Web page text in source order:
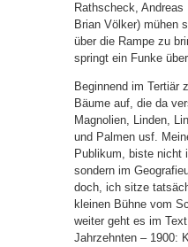
Rathscheck,
Brian Völker) mühen
über die Rampe zu
springt ein Funke
Beginnend im Tertiär
Bäume auf, die da
Magnolien, Linden,
und Palmen usf.
Publikum, biste nicht
sondern im
doch, ich sitze
kleinen Bühne vom
weiter geht es im
Jahrzehnten – 1900: